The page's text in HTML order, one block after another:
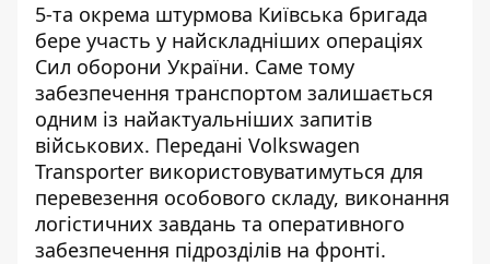
5-та окрема штурмова Київська бригада
бере участь у найскладніших операціях
Сил оборони України. Саме тому
забезпечення транспортом залишається
одним із найактуальніших запитів
військових. Передані Volkswagen
Transporter використовуватимуться для
перевезення особового складу, виконання
логістичних завдань та оперативного
забезпечення підрозділів на фронті.